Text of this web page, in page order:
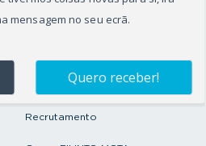
Seguros Protector
Artigos e Notícias
Recrutamento